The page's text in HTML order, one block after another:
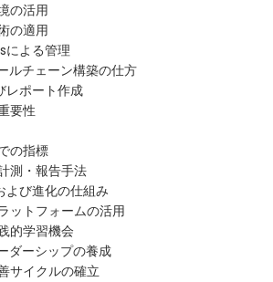
の活用
の適用
よる管理
ルチェーン構築の仕方
レポート作成
要性
の指標
測・報告手法
よび進化の仕組み
ットフォームの活用
的学習機会
ダーシップの養成
サイクルの確立